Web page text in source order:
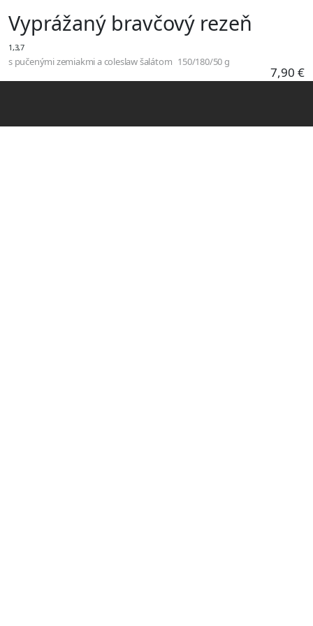
Vyprážaný bravčový rezeň
1,3,7
s pučenými zemiakmi a coleslaw šalátom 150/180/50 g
7,90 €